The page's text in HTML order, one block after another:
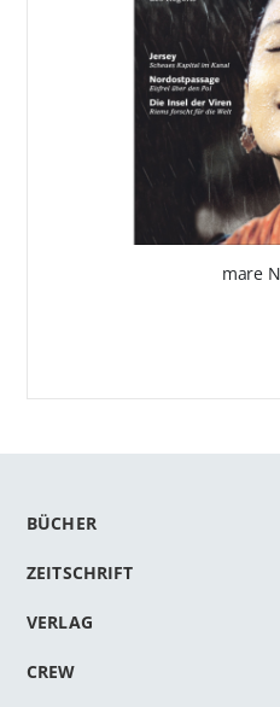
mare
BÜCHER
ZEITSCHRIFT
VERLAG
CREW